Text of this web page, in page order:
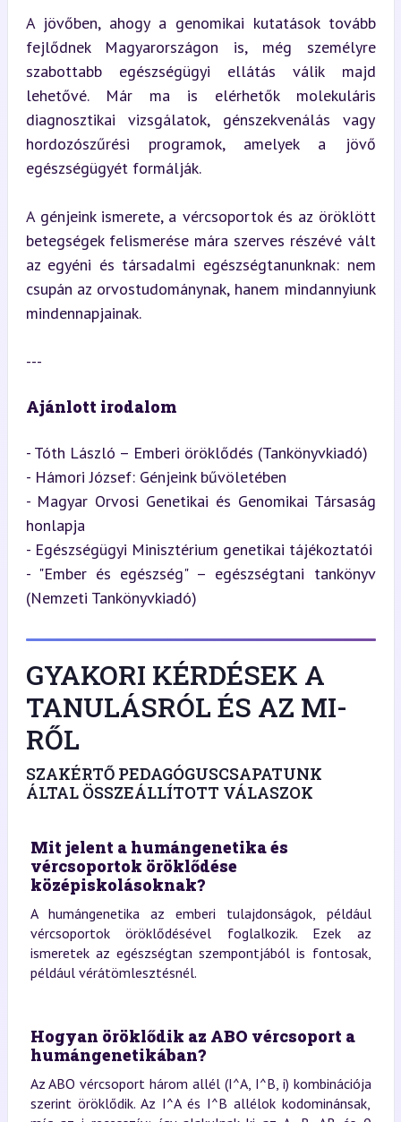
A jövőben, ahogy a genomikai kutatások tovább
fejlődnek Magyarországon is, még személyre
szabottabb egészségügyi ellátás válik majd
lehetővé. Már ma is elérhetők molekuláris
diagnosztikai vizsgálatok, génszekvenálás vagy
hordozószűrési programok, amelyek a jövő
egészségügyét formálják.
A génjeink ismerete, a vércsoportok és az öröklött
betegségek felismerése mára szerves részévé vált
az egyéni és társadalmi egészségtanunknak: nem
csupán az orvostudománynak, hanem mindannyiunk
mindennapjainak.
---
Ajánlott irodalom
- Tóth László – Emberi öröklődés (Tankönyvkiadó)
- Hámori József: Génjeink bűvöletében
- Magyar Orvosi Genetikai és Genomikai Társaság
honlapja
- Egészségügyi Minisztérium genetikai tájékoztatói
- "Ember és egészség" – egészségtani tankönyv
(Nemzeti Tankönyvkiadó)
GYAKORI KÉRDÉSEK A
TANULÁSRÓL ÉS AZ MI-
RŐL
SZAKÉRTŐ PEDAGÓGUSCSAPATUNK
ÁLTAL ÖSSZEÁLLÍTOTT VÁLASZOK
Mit jelent a humángenetika és
vércsoportok öröklődése
középiskolásoknak?
A humángenetika az emberi tulajdonságok, például
vércsoportok öröklődésével foglalkozik. Ezek az
ismeretek az egészségtan szempontjából is fontosak,
például vérátömlesztésnél.
Hogyan öröklődik az ABO vércsoport a
humángenetikában?
Az ABO vércsoport három allél (I^A, I^B, i) kombinációja
szerint öröklődik. Az I^A és I^B allélok kodominánsak,